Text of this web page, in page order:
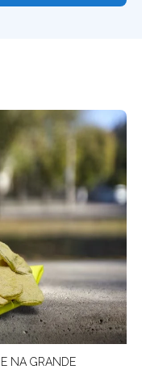
NA GRANDE